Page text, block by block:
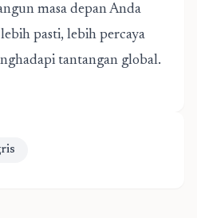
masa depan Anda
pasti, lebih percaya
tantangan global.